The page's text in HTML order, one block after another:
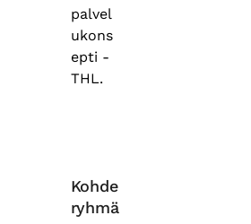
palvel
ukons
epti -
THL.
Kohde
ryhmä